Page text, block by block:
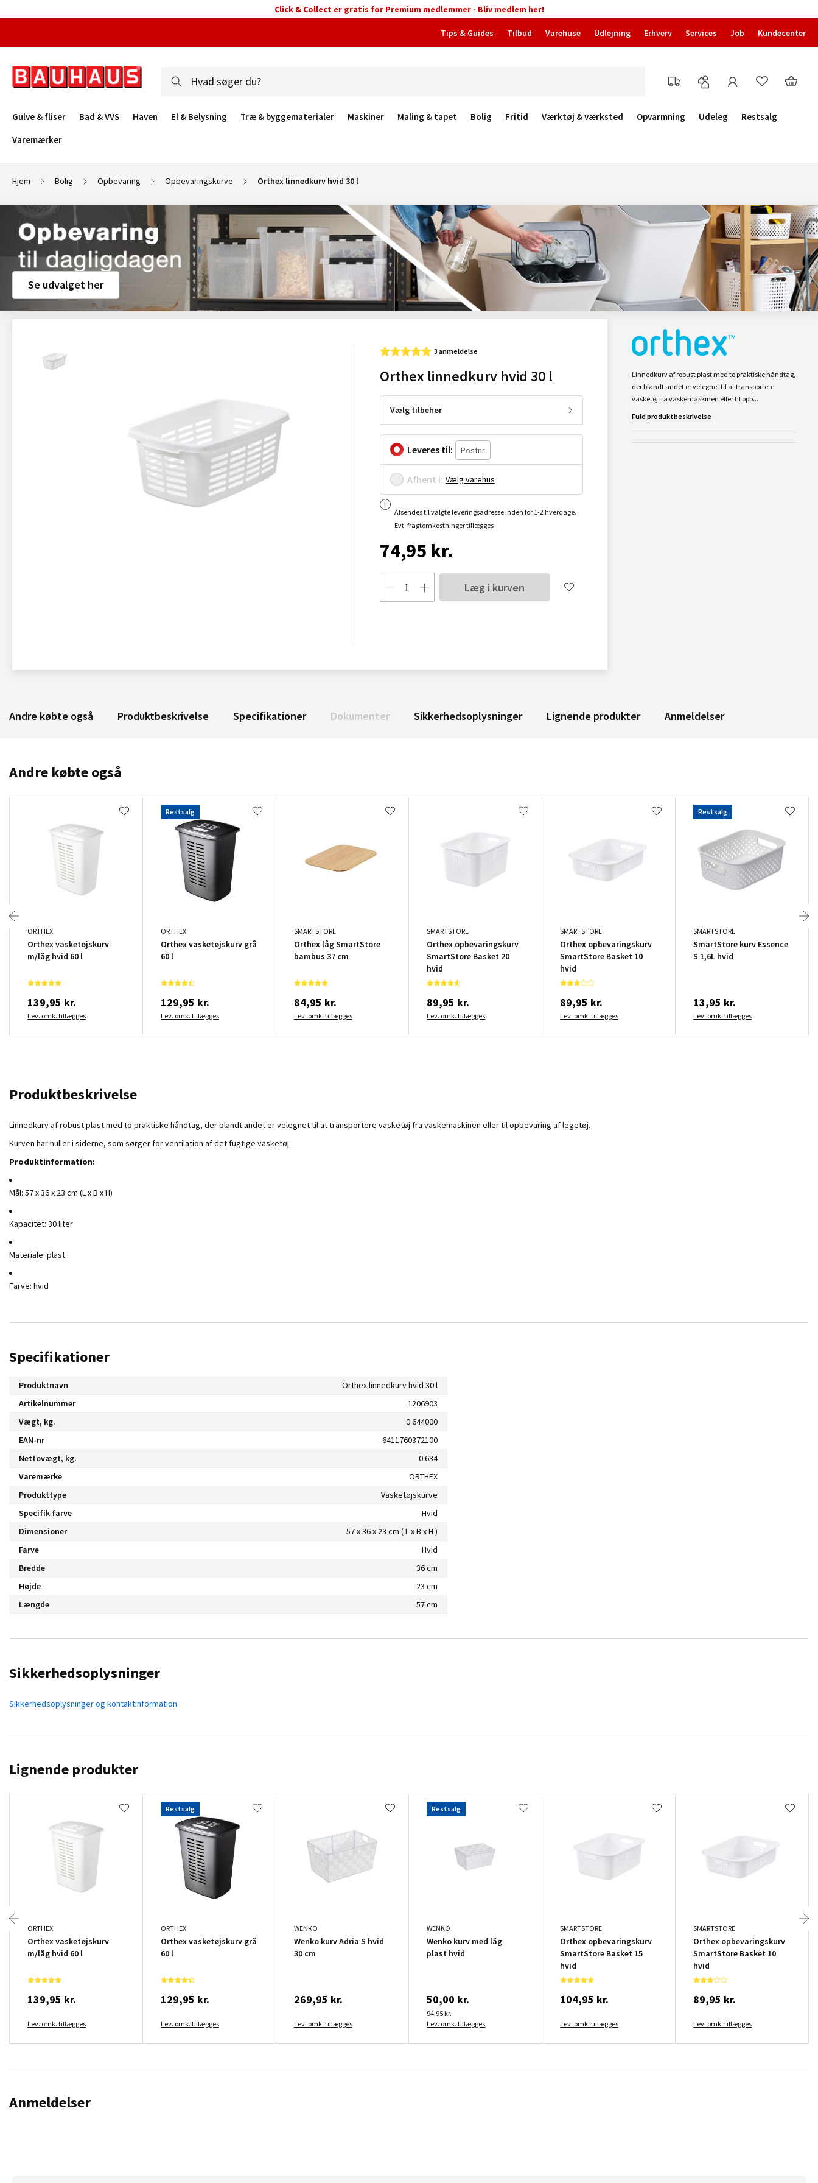
Click & Collect er gratis for Premium medlemmer - Bliv medlem her!
Tips & Guides Tilbud Varehuse Udlejning Erhverv Services Job Kundecenter
Gulve & fliser Bad & VVS Haven El & Belysning Træ & byggematerialer Maskiner Maling & tapet Bolig Fritid Værktøj & værksted Opvarmning Udeleg
Restsalg
Varemærker
Hjem Bolig Opbevaring Opbevaringskurve Orthex linnedkurv hvid 30 l
Se udvalget her
3 anmeldelse
Orthex linnedkurv hvid 30 l
Vælg tilbehør
Leveres til:
Afhent i: Vælg varehus
Afsendes til valgte leveringsadresse inden for 1-2 hverdage.
Evt. fragtomkostninger tillægges
74,95 kr.
Læg i kurven
Linnedkurv af robust plast med to praktiske håndtag,
der blandt andet er velegnet til at transportere
vasketøj fra vaskemaskinen eller til opb...
Fuld produktbeskrivelse
Andre købte også Produktbeskrivelse Specifikationer Dokumenter Sikkerhedsoplysninger Lignende produkter Anmeldelser
Andre købte også
ORTHEX
Orthex vasketøjskurv
m/låg hvid 60 l
139,95 kr.
Lev. omk. tillægges
Restsalg
ORTHEX
Orthex vasketøjskurv grå
60 l
129,95 kr.
Lev. omk. tillægges
SMARTSTORE
Orthex låg SmartStore
bambus 37 cm
84,95 kr.
Lev. omk. tillægges
SMARTSTORE
Orthex opbevaringskurv
SmartStore Basket 20
hvid
89,95 kr.
Lev. omk. tillægges
SMARTSTORE
Orthex opbevaringskurv
SmartStore Basket 10
hvid
89,95 kr.
Lev. omk. tillægges
Restsalg
SMARTSTORE
SmartStore kurv Essence
S 1,6L hvid
13,95 kr.
Lev. omk. tillægges
Produktbeskrivelse
Linnedkurv af robust plast med to praktiske håndtag, der blandt andet er velegnet til at transportere vasketøj fra vaskemaskinen eller til opbevaring af legetøj.
Kurven har huller i siderne, som sørger for ventilation af det fugtige vasketøj.
Produktinformation:
Mål: 57 x 36 x 23 cm (L x B x H)
Kapacitet: 30 liter
Materiale: plast
Farve: hvid
Specifikationer
Produktnavn
Orthex linnedkurv hvid 30 l
Artikelnummer
1206903
Vægt, kg.
0.644000
EAN-nr
6411760372100
Nettovægt, kg.
0.634
Varemærke
ORTHEX
Produkttype
Vasketøjskurve
Specifik farve
Hvid
Dimensioner
57 x 36 x 23 cm ( L x B x H )
Farve
Hvid
Bredde
36 cm
Højde
23 cm
Længde
57 cm
Sikkerhedsoplysninger
Sikkerhedsoplysninger og kontaktinformation
Lignende produkter
ORTHEX
Orthex vasketøjskurv
m/låg hvid 60 l
139,95 kr.
Lev. omk. tillægges
Restsalg
ORTHEX
Orthex vasketøjskurv grå
60 l
129,95 kr.
Lev. omk. tillægges
WENKO
Wenko kurv Adria S hvid
30 cm
269,95 kr.
Lev. omk. tillægges
Restsalg
WENKO
Wenko kurv med låg
plast hvid
50,00 kr.
94,95 kr.
Lev. omk. tillægges
SMARTSTORE
Orthex opbevaringskurv
SmartStore Basket 15
hvid
104,95 kr.
Lev. omk. tillægges
SMARTSTORE
Orthex opbevaringskurv
SmartStore Basket 10
hvid
89,95 kr.
Lev. omk. tillægges
Anmeldelser